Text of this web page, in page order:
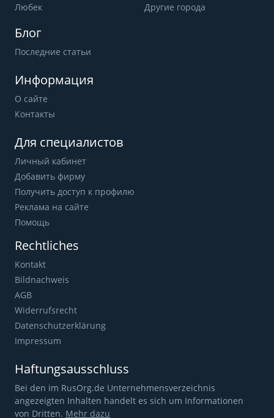
Любек
Другие города
Блог
Последние статьи
Информация
О сайте
Контакты
Для специалистов
Личный кабинет
Добавить фирму
Получить доступ к профилю
Реклама на сайте
Помощь
Rechtliches
Kontakt
Bildnachweis
AGB
Widerrufsrecht
Datenschutzerklärung
Impressum
Haftungsausschluss
Bei den im RusOrg.de Unternehmensverzeichnis
angezeigten Inhalten handelt es sich um Informationen
von Dritten. Mehr dazu